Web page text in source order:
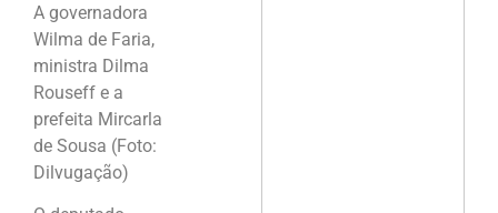
A governadora
Wilma de Faria,
ministra Dilma
Rouseff e a
prefeita Mircarla
de Sousa (Foto:
Dilvugação)